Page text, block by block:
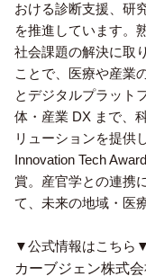
おける診断支援、研
を推進しています。
社会課題の解決に取
ことで、医療や産業
とデジタルプラット
体・産業 DX まで、
リューションを提供
Innovation Tech
賞。産官学との連携
て、未来の地域・医
▼公式情報はこちら▼
カーブジェン株式